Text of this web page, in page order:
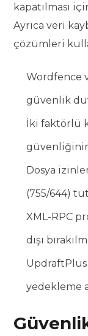
kapatılması
Ayrıca veri
çözümleri
Wordfence
güvenlik
İki faktörlü
güvenliğinin
Dosya
(755/644)
XML-RPC
dışı
yedekleme